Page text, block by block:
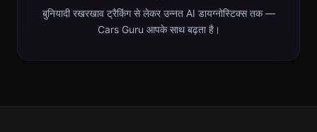
बुनियादी रखरखाव ट्रैकिंग से लेकर उन्नत AI डायग्नोस्टिक्स तक —
Cars Guru आपके साथ बढ़ता है।